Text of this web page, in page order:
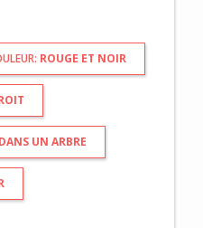
ROUGE ET NOIR
DANS UN ARBRE